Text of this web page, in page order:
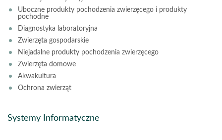
Uboczne produkty pochodzenia zwierzęcego i produkty
pochodne
Diagnostyka laboratoryjna
Zwierzęta gospodarskie
Niejadalne produkty pochodzenia zwierzęcego
Zwierzęta domowe
Akwakultura
Ochrona zwierząt
Systemy Informatyczne